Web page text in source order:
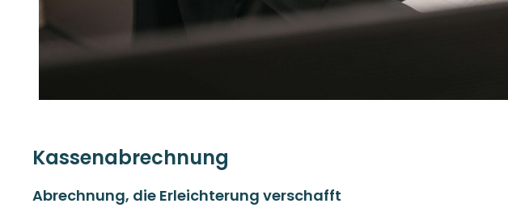
Kassenabrechnung
Abrechnung, die Erleichterung verschafft